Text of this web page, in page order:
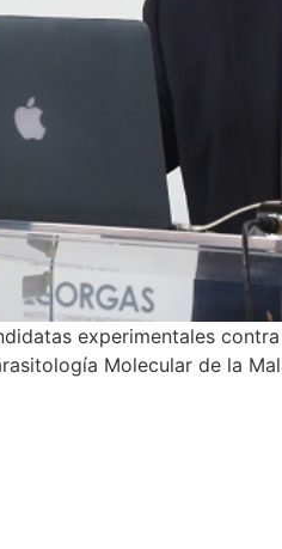
experimentales
Molecular de la